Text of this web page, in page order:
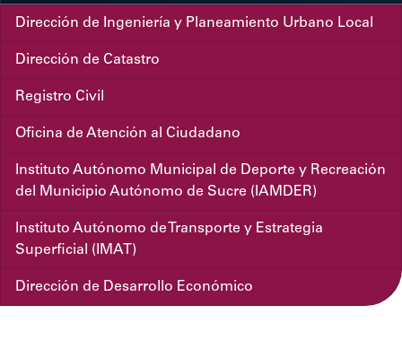
Dirección de Ingeniería y Planeamiento Urbano Local
Dirección de Catastro
Registro Civil
Oficina de Atención al Ciudadano
Instituto Autónomo Municipal de Deporte y Recreación
del Municipio Autónomo de Sucre (IAMDER)
Instituto Autónomo de Transporte y Estrategia
Superficial (IMAT)
Dirección de Desarrollo Económico